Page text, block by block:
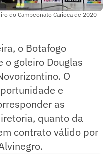
do Campeonato Carioca de 2020
o Botafogo
o goleiro Douglas
O
e
as
quanto da
contrato válido por